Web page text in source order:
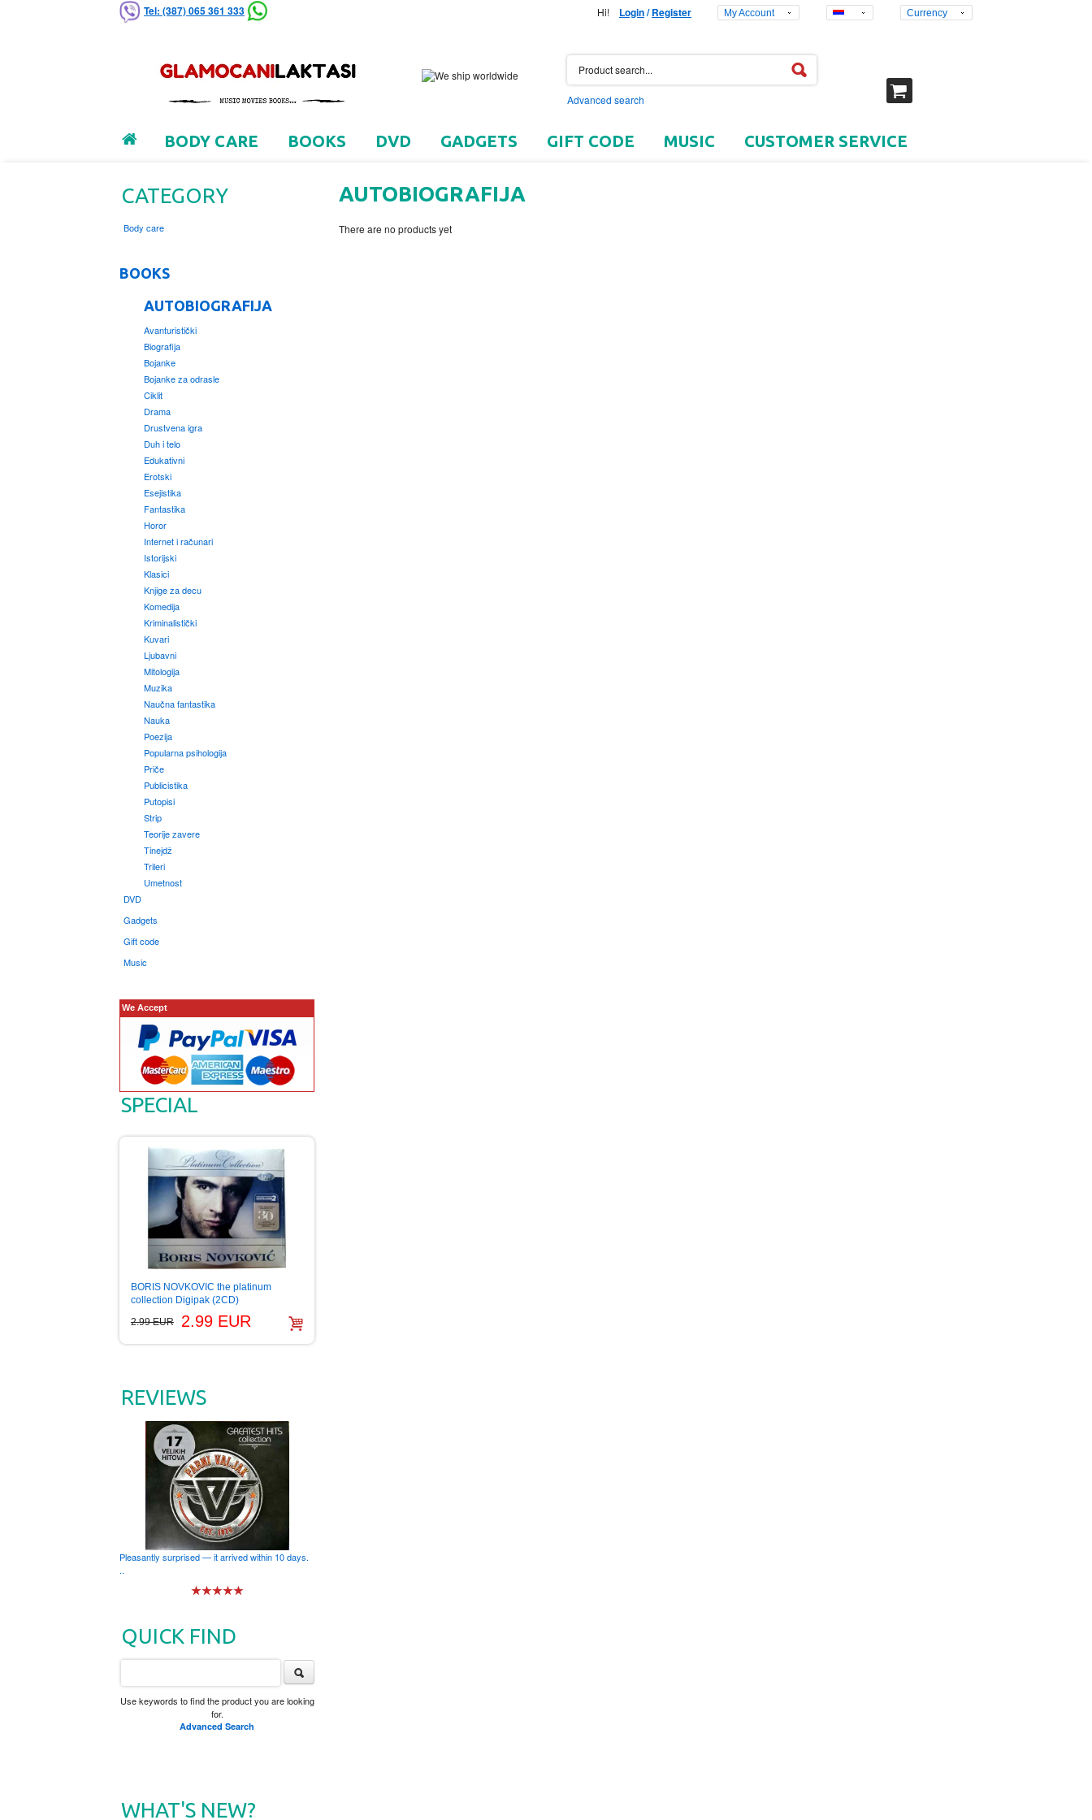
Tel: (387) 065 361 333 Hi! Login/Register My Account Currency
Advanced search
BODY CARE BOOKS DVD GADGETS GIFT CODE MUSIC CUSTOMER SERVICE
AUTOBIOGRAFIJA
There are no products yet
CATEGORY
Body care
BOOKS
AUTOBIOGRAFIJA
Avanturistički
Biografija
Bojanke
Bojanke za odrasle
Ciklit
Drama
Drustvena igra
Duh i telo
Edukativni
Erotski
Esejistika
Fantastika
Horor
Internet i računari
Istorijski
Klasici
Knjige za decu
Komedija
Kriminalistički
Kuvari
Ljubavni
Mitologija
Muzika
Naučna fantastika
Nauka
Poezija
Popularna psihologija
Priče
Publicistika
Putopisi
Strip
Teorije zavere
Tinejdž
Trileri
Umetnost
DVD
Gadgets
Gift code
Music
We Accept
SPECIAL
BORIS NOVKOVIC the platinum
collection Digipak (2CD)
2.99 EUR
2.99 EUR
REVIEWS
Pleasantly surprised — it arrived within 10 days.
..
QUICK FIND
Use keywords to find the product you are looking
for.
Advanced Search
WHAT'S NEW?